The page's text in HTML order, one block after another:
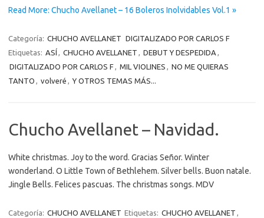
Read More: Chucho Avellanet – 16 Boleros Inolvidables Vol.1 »
Categoría: CHUCHO AVELLANET DIGITALIZADO POR CARLOS F
Etiquetas: ASÍ , CHUCHO AVELLANET , DEBUT Y DESPEDIDA ,
DIGITALIZADO POR CARLOS F, MIL VIOLINES , NO ME QUIERAS
TANTO , volveré , Y OTROS TEMAS MÁS...
Chucho Avellanet – Navidad.
White christmas. Joy to the word. Gracias Señor. Winter
wonderland. O Little Town of Bethlehem. Silver bells. Buon natale.
Jingle Bells. Felices pascuas. The christmas songs. MDV
Categoría: CHUCHO AVELLANET Etiquetas: CHUCHO AVELLANET ,